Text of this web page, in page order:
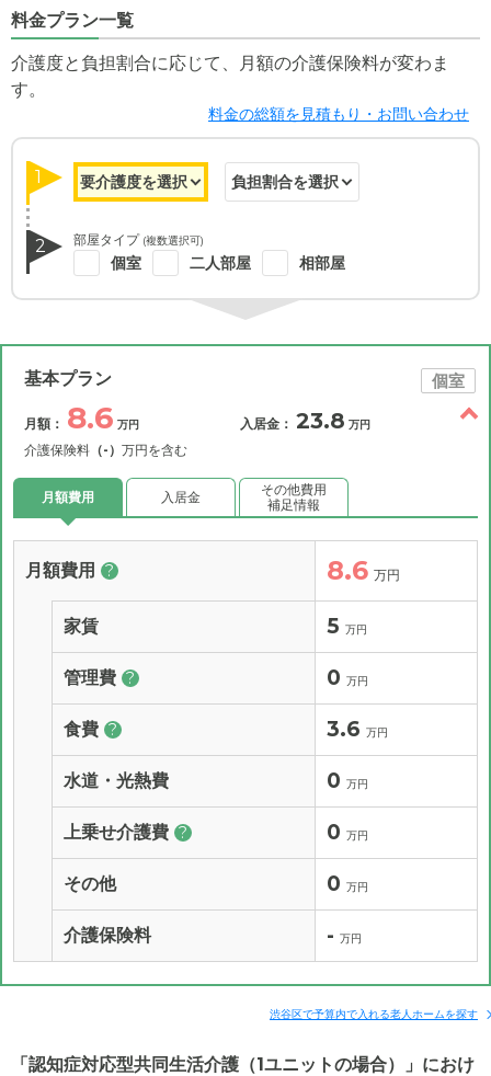
料金プラン一覧
介護度と負担割合に応じて、月額の介護保険料が変わま
す。
料金の総額を見積もり・お問い合わせ
1
2 部屋タイプ (複数選択可)
個室 二人部屋 相部屋
基本プラン 個室
月額： 8.6 万円
介護保険料 （-） 万円を含む
入居金： 23.8 万円
月額費用 入居金
その他費用
補足情報
月額費用 ? 8.6 万円
家賃 5 万円
管理費 ? 0 万円
食費 ? 3.6 万円
水道・光熱費 0 万円
上乗せ介護費 ? 0 万円
その他 0 万円
介護保険料 - 万円
渋谷区で予算内で入れる老人ホームを探す
「認知症対応型共同生活介護（1ユニットの場合）」におけ